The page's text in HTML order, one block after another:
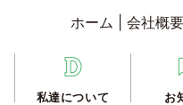
ホーム 会社概要
私達について お